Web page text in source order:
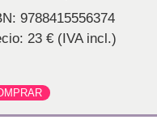
9788415556374
23 € (IVA incl.)